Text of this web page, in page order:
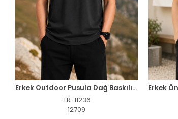
Erkek Outdoor Pusula Dağ Baskılı Kısa Kollu Oversize T-Shirt - Siyah
TR-11236
12709